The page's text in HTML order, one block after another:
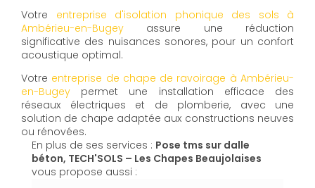
Votre entreprise d'isolation phonique des sols à
Ambérieu-en-Bugey assure une réduction
significative des nuisances sonores, pour un confort
acoustique optimal.
Votre entreprise de chape de ravoirage à Ambérieu-
en-Bugey permet une installation efficace des
réseaux électriques et de plomberie, avec une
solution de chape adaptée aux constructions neuves
ou rénovées.
En plus de ses services : Pose tms sur dalle
béton, TECH'SOLS – Les Chapes Beaujolaises
vous propose aussi :